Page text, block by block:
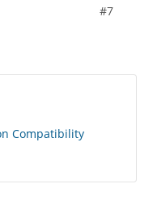
#7
Compatibility